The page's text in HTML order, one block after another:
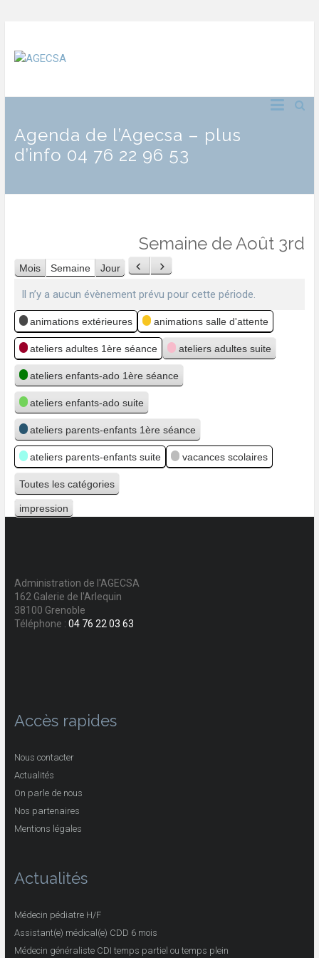
Agenda de l’Agecsa – plus
d’info 04 76 22 96 53
Semaine de Août 3rd
Mois Semaine Jour Précédent
Suivant
Il n’y a aucun évènement prévu pour cette période.
Catégories
animations extérieures animations salle d'attente
ateliers adultes 1ère séance ateliers adultes suite
ateliers enfants-ado 1ère séance
ateliers enfants-ado suite
ateliers parents-enfants 1ère séance
ateliers parents-enfants suite vacances scolaires
Toutes les catégories
Vue
impression
Administration de l'AGECSA
162 Galerie de l'Arlequin
38100 Grenoble
Téléphone : 04 76 22 03 63
Accès rapides
Nous contacter
Actualités
On parle de nous
Nos partenaires
Mentions légales
Actualités
Médecin pédiatre H/F
Assistant(e) médical(e) CDD 6 mois
Médecin généraliste CDI temps partiel ou temps plein